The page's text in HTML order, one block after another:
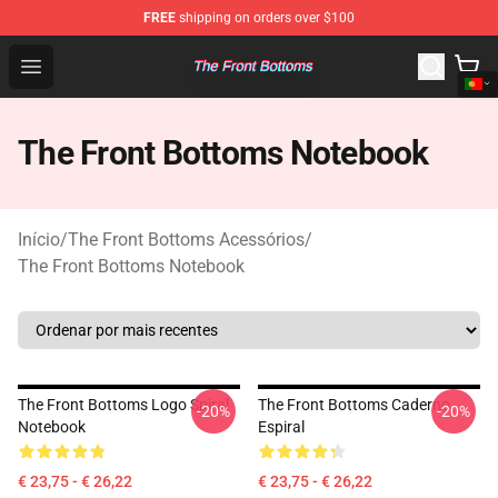
FREE shipping on orders over $100
Open menu
The Front Bottoms Store - Official The Front Bottoms
The Front Bottoms Notebook
Início/The Front Bottoms Acessórios/
The Front Bottoms Notebook
The Front Bottoms Logo Spiral
Notebook
€ 23,75 - € 26,22
-20%
The Front Bottoms Caderno
Espiral
€ 23,75 - € 26,22
-20%